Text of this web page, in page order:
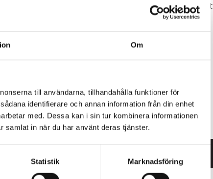
Om
till användarna, tillhandahålla funktioner för
identifierare och annan information från din enhet
med. Dessa kan i sin tur kombinera informationen
samlat in när du har använt deras tjänster.
Statistik Marknadsföring
Uppvuxen i en entreprenöriell familj väcktes tidigt
– lotten föll tillslut på hans personliga passion
mening kunde förgyllas och förädlas till oanade
och 2007 var han redo att laga, rulla och skära
absolut finaste varianter från